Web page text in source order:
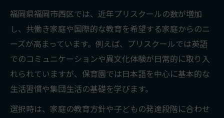
福岡県福岡市西区では、近年プリスクールの数が増加
し、共働き家庭や国際的な教育を希望する家庭からのニ
ーズが高まっています。例えば、プリスクールでは英語
でのコミュニケーションや異文化体験が日常的に取り入
れられていますが、保育園では日本語を中心に基本的な
生活習慣や集団生活の基礎を学びます。
選択時は、家庭の教育方針や子どもの発達段階に合わせ